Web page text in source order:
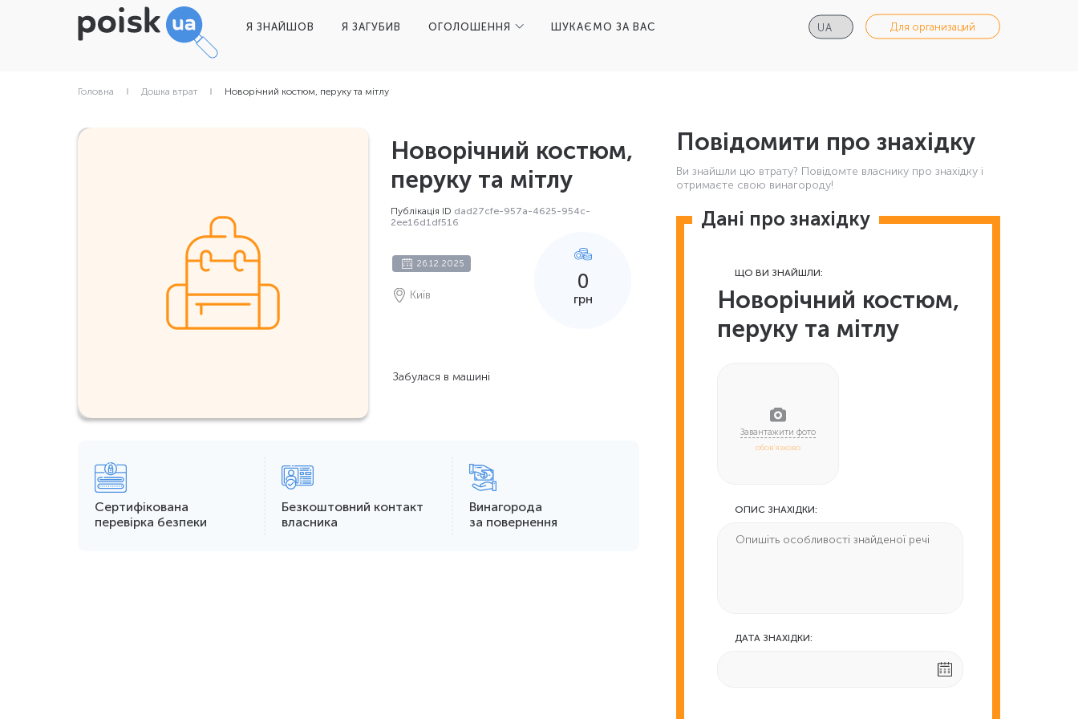
Я ЗНАЙШОВ Я ЗАГУБИВ ОГОЛОШЕННЯ ШУКАЄМО ЗА ВАС Для организаций
Головна Дошка втрат Новорічний костюм, перуку та мітлу
Новорічний костюм,
перуку та мітлу
Публікація ID dad27cfe-957a-4625-954c-
2ee16d1df516
26.12.2025
Київ
0
грн
Забулася в машині
Сертифікована
перевірка безпеки
Безкоштовний контакт
власника
Винагорода
за повернення
Повідомити про знахідку
Ви знайшли цю втрату? Повідомте власнику про знахідку і
отримаєте свою винагороду!
Дані про знахідку
ЩО ВИ ЗНАЙШЛИ:
Новорічний костюм,
перуку та мітлу
обов'язково
ОПИС ЗНАХІДКИ:
ДАТА ЗНАХІДКИ: